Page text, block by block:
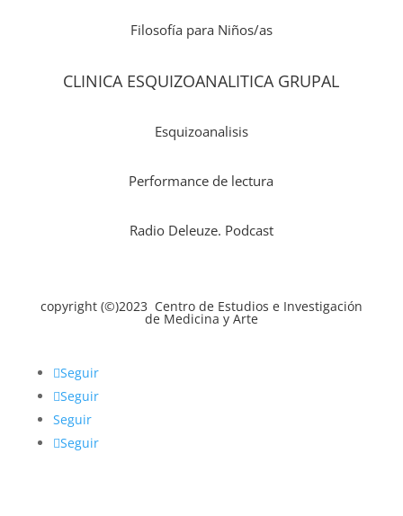
Filosofía para Niños/as
CLINICA ESQUIZOANALITICA GRUPAL
Esquizoanalisis
Performance de lectura
Radio Deleuze. Podcast
copyright (©)2023 Centro de Estudios e Investigación
de Medicina y Arte
Seguir
Seguir
Seguir
Seguir